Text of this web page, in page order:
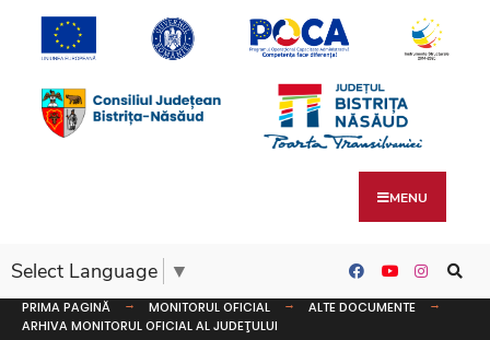
MENU
Select Language ▼
PRIMA PAGINĂ MONITORUL OFICIAL
ALTE DOCUMENTE
ARHIVA MONITORUL OFICIAL AL JUDEŢULUI